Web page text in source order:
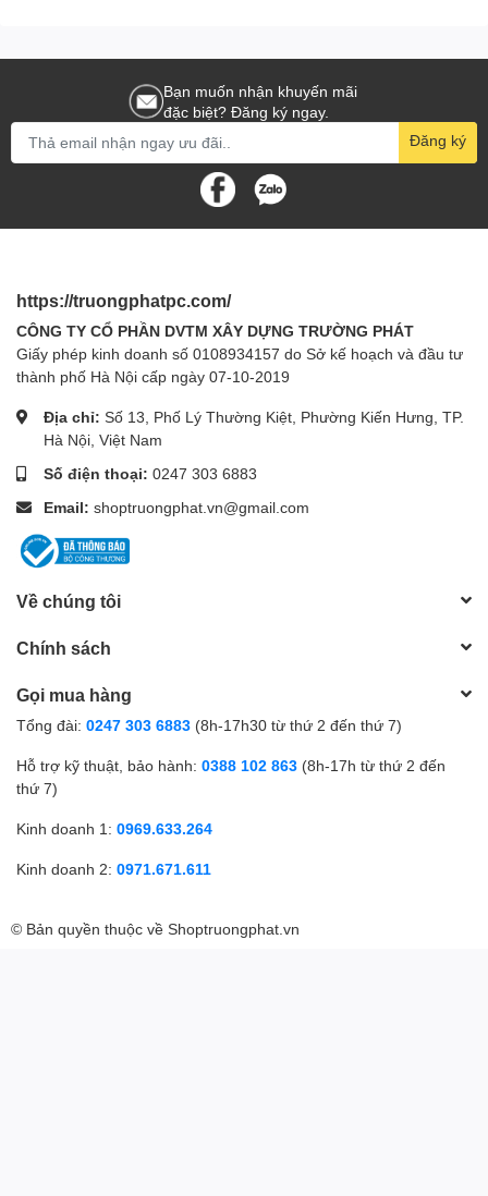
Bạn muốn nhận khuyến mãi
đặc biệt? Đăng ký ngay.
Đăng ký
https://truongphatpc.com/
CÔNG TY CỔ PHẦN DVTM XÂY DỰNG TRƯỜNG PHÁT
Giấy phép kinh doanh số 0108934157 do Sở kế hoạch và đầu tư
thành phố Hà Nội cấp ngày 07-10-2019
Địa chỉ: Số 13, Phố Lý Thường Kiệt, Phường Kiến Hưng, TP.
Hà Nội, Việt Nam
Số điện thoại: 0247 303 6883
Email: shoptruongphat.vn@gmail.com
Về chúng tôi
Chính sách
Gọi mua hàng
Tổng đài: 0247 303 6883 (8h-17h30 từ thứ 2 đến thứ 7)
Hỗ trợ kỹ thuật, bảo hành: 0388 102 863 (8h-17h từ thứ 2 đến
thứ 7)
Kinh doanh 1: 0969.633.264
Kinh doanh 2: 0971.671.611
© Bản quyền thuộc về Shoptruongphat.vn